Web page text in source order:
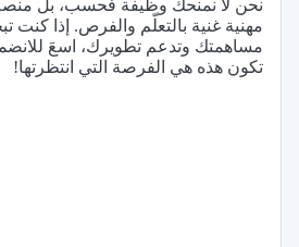
نحن لا نمنحك وظيفة فحسب، بل
مهنية غنية بالتعلّم والفرص. إذا كنت
مساهمتك وتدعم تطويرك، اسعَ
تكون هذه هي الفرصة التي انتظرتها!